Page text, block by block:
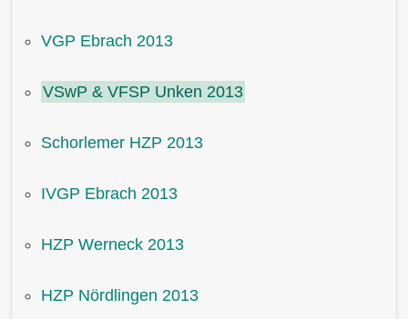
VGP Ebrach 2013
VSwP & VFSP Unken 2013
Schorlemer HZP 2013
IVGP Ebrach 2013
HZP Werneck 2013
HZP Nördlingen 2013